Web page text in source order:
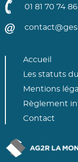
01 81 70 74 86
Accueil
Les statuts
Mentions
Règlement
Contact